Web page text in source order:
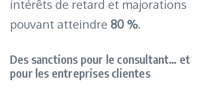
intérêts de retard et majorations
pouvant atteindre 80 %.
Des sanctions pour le consultant… et
pour les entreprises clientes